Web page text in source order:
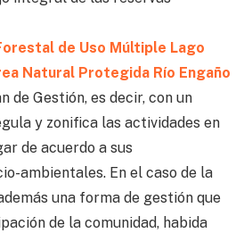
de Uso Múltiple Lago
Natural Protegida Río Engaño
de Gestión, es decir, con un
y zonifica las actividades en
de acuerdo a sus
ambientales. En el caso de la
una forma de gestión que
de la comunidad, habida